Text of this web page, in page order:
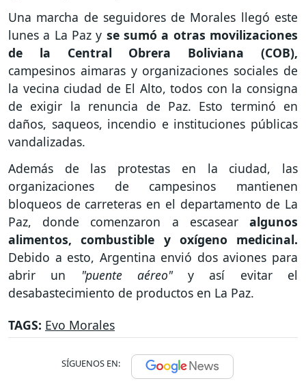
Una marcha de seguidores de Morales llegó este
lunes a La Paz y se sumó a otras movilizaciones
de la Central Obrera Boliviana (COB),
campesinos aimaras y organizaciones sociales de
la vecina ciudad de El Alto, todos con la consigna
de exigir la renuncia de Paz. Esto terminó en
daños, saqueos, incendio e instituciones públicas
vandalizadas.
Además de las protestas en la ciudad, las
organizaciones de campesinos mantienen
bloqueos de carreteras en el departamento de La
Paz, donde comenzaron a escasear algunos
alimentos, combustible y oxígeno medicinal.
Debido a esto, Argentina envió dos aviones para
abrir un
"puente aéreo"y así evitar el
desabastecimiento de productos en La Paz.
TAGS: Evo Morales
SÍGUENOS EN: